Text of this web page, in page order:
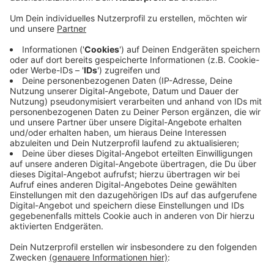
Anzeige
Bis zum 19. April dürfen die Bewohner nur noch von
einer Person pro Tag - und dann auch nur eine Stunde
lang auf deren Zimmer besucht werden. Wer in den
letzten 14 Tagen in einer als Risikogebiet
ausgewiesenen Region war, darf Pflegeeinrichtungen
zwei Wochen nach der Rückkehr nicht mehr
besuchen. Ausnahmen für nahestehende Personen
sollen laut Stadt im Einzelfall unter Auflagen möglich
sein.
Anzeige